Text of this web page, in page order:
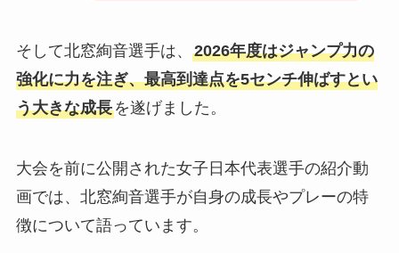
そして北窓絢音選手は、 2026年度はジャンプ力の
強化に力を注ぎ、最高到達点を5センチ伸ばすとい
う大きな成長を遂げました。
大会を前に公開された女子日本代表選手の紹介動
画では、北窓絢音選手が自身の成長やプレーの特
徴について語っています。